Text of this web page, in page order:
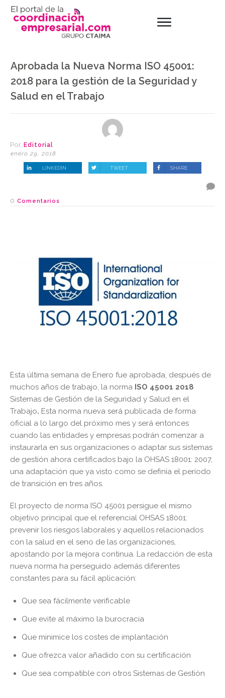
Aprobada la Nueva Norma ISO 45001:
2018 para la gestión de la Seguridad y
Salud en el Trabajo
Por Editorial
enero 29, 2018
LINKEDIN TWEET SHARE
0 Comentarios
Esta última semana de Enero fue aprobada, después de
muchos años de trabajo, la norma ISO 45001 2018
Sistemas de Gestión de la Seguridad y Salud en el
Trabajo. Esta norma nueva será publicada de forma
oficial a lo largo del próximo mes y será entonces
cuando las entidades y empresas podrán comenzar a
instaurarla en sus organizaciones o adaptar sus sistemas
de gestión ahora certificados bajo la OHSAS 18001: 2007,
una adaptación que ya visto como se definía el período
de transición en tres años.
El proyecto de norma ISO 45001 persigue el mismo
objetivo principal que el referencial OHSAS 18001:
prevenir los riesgos laborales y aquellos relacionados
con la salud en el seno de las organizaciones,
apostando por la mejora continua. La redacción de esta
nueva norma ha perseguido además diferentes
constantes para su fácil aplicación:
Que sea fácilmente verificable
Que evite al máximo la burocracia
Que minimice los costes de implantación
Que ofrezca valor añadido con su certificación
Que sea compatible con otros Sistemas de Gestión